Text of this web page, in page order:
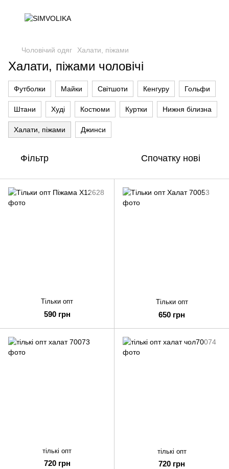
Чоловічий одяг Халати, піжами
Халати, піжами чоловічі
Футболки Майки Світшоти Кенгуру Гольфи
Штани Худі Костюми Куртки Нижня білизна
Халати, піжами Джинси
Фільтр Спочатку нові
Тільки опт
590 грн
Тільки опт
650 грн
тількі опт
720 грн
тількі опт
720 грн